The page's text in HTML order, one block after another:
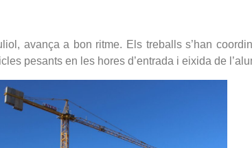
avança a bon ritme. Els treballs s’han
pesants en les hores d’entrada i eixida de